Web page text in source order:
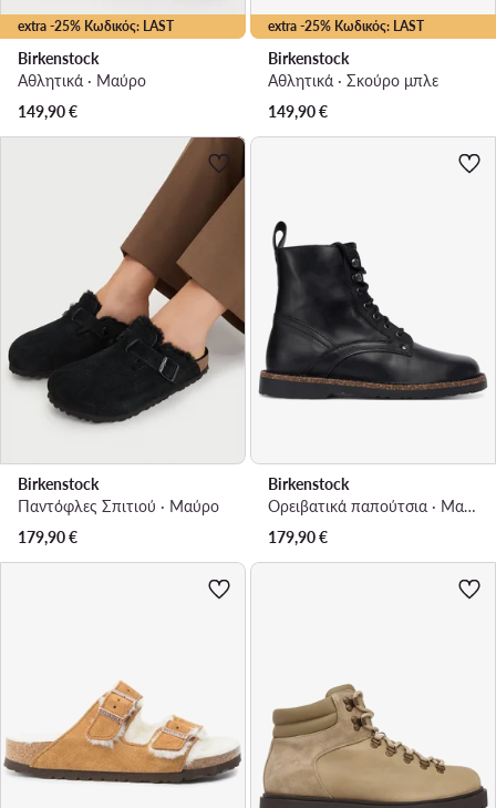
extra -25% Κωδικός: LAST
Birkenstock
Αθλητικά · Μαύρο
149,90€
extra -25% Κωδικός: LAST
Birkenstock
Αθλητικά · Σκούρο μπλε
149,90€
Birkenstock
Παντόφλες Σπιτιού · Μαύρο
179,90€
Birkenstock
Ορειβατικά παπούτσια · Μαύρο
179,90€